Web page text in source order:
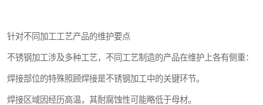
针对不同加工工艺产品的维护要点
不锈钢加工涉及多种工艺，不同工艺制造的产品在维护上各有侧重：
焊接部位的特殊照顾焊接是不锈钢加工中的关键环节。
焊接区域因经历高温，其耐腐蚀性可能略低于母材。